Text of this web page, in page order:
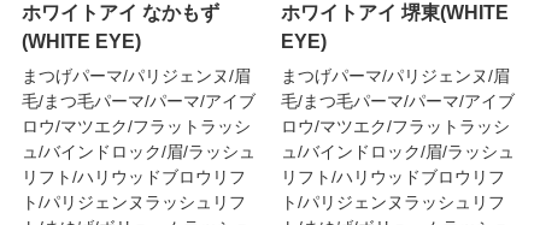
ホワイトアイ なかもず
(WHITE EYE)
まつげパーマ/パリジェンヌ/眉
毛/まつ毛パーマ/パーマ/アイブ
ロウ/マツエク/フラットラッシ
ュ/バインドロック/眉/ラッシュ
リフト/ハリウッドブロウリフ
ト/パリジェンヌラッシュリフ
ホワイトアイ 堺東(WHITE
EYE)
まつげパーマ/パリジェンヌ/眉
毛/まつ毛パーマ/パーマ/アイブ
ロウ/マツエク/フラットラッシ
ュ/バインドロック/眉/ラッシュ
リフト/ハリウッドブロウリフ
ト/パリジェンヌラッシュリフ